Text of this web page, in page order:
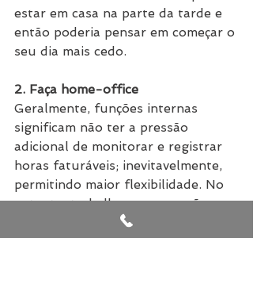
estar em casa na parte da tarde e
então poderia pensar em começar o
seu dia mais cedo.
2. Faça home-office
Geralmente, funções internas
significam não ter a pressão
adicional de monitorar e registrar
horas faturáveis; inevitavelmente,
permitindo maior flexibilidade. No
entanto, trabalhar em casa não
significa que você estará
trabalhando menos – significa